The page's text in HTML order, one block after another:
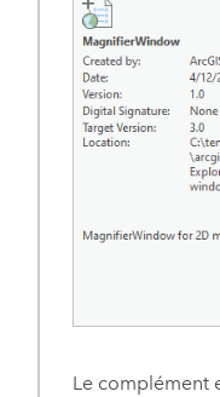
Le complément